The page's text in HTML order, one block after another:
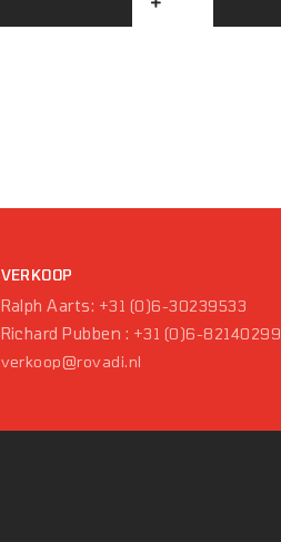
VERKOOP
Ralph Aarts: +31 (0)6-30239533
Richard Pubben : +31 (0)6-82140299
verkoop@rovadi.nl